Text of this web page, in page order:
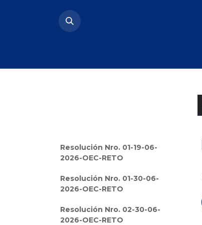
Resolución Nro. 01-19-06-
2026-OEC-RETO
Resolución Nro. 01-30-06-
2026-OEC-RETO
Resolución Nro. 02-30-06-
2026-OEC-RETO